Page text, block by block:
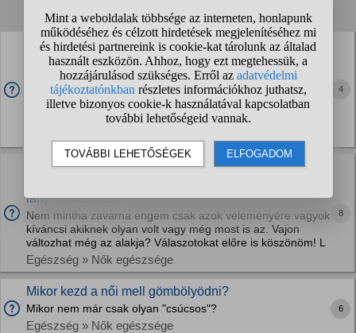
Talált kérdések:
Létezik ilyen, hogy bicepsz csúcsosító, hát szélesítő,
mell szélesítő gyakorlat? Igaz ez?
Teremben hallok ilyeneket másoktól (edzőtől is hallottam
már), hogy pl. a csigán végzett bicepsz gyakorlatok
csúcsosítják a bicepszet, a széles fogású lehúzások
szélesítik a hátat, meg hogy a tárogatás egy...
4
Normális, megszokott hogy fiatalon túl hegyes,
lánynál normális?
Nem mintha zavarna engem csak azok véleményére vagyok
kíváncsi akiknek olyan volt vagy még most is az. Vajon
változhat még az alakja? Válaszotokat előre is köszönöm! L
Egészség » Nők egészsége
8
Mikor kezd a női mell gömbölyödni?
Mikor nem már csak olyan "csúcsos"?
Egészség » Nők egészsége
6